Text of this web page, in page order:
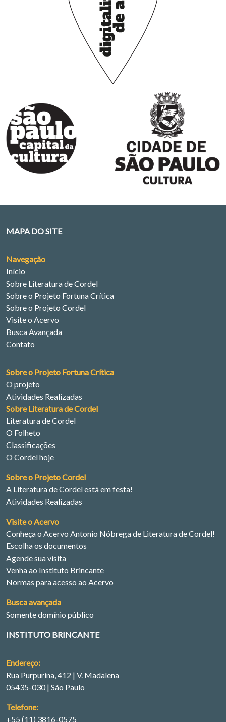
MAPA DO SITE
Navegação
Início
Sobre Literatura de Cordel
Sobre o Projeto Fortuna Crítica
Sobre o Projeto Cordel
Visite o Acervo
Busca Avançada
Contato
Sobre o Projeto Fortuna Crítica
O projeto
Atividades Realizadas
Sobre Literatura de Cordel
Literatura de Cordel
O Folheto
Classificações
O Cordel hoje
Sobre o Projeto Cordel
A Literatura de Cordel está em festa!
Atividades Realizadas
Visite o Acervo
Conheça o Acervo Antonio Nóbrega de Literatura de Cordel!
Escolha os documentos
Agende sua visita
Venha ao Instituto Brincante
Normas para acesso ao Acervo
Busca avançada
Somente domínio público
INSTITUTO BRINCANTE
Endereço:
Rua Purpurina, 412 | V. Madalena
05435-030 | São Paulo
Telefone:
+55 (11) 3816-0575